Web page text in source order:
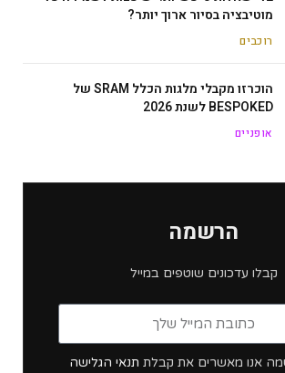
מוטיבציה בסיור ארוך יותר?
רוכבים
הוכרזו מקבלי מלגות הכלל SRAM של
BESPOKED לשנת 2026
אופניים
הרשמה
קבלו עדכונים שוטפים במייל
אנו מאשרים את קבלת תנאי הגלישה